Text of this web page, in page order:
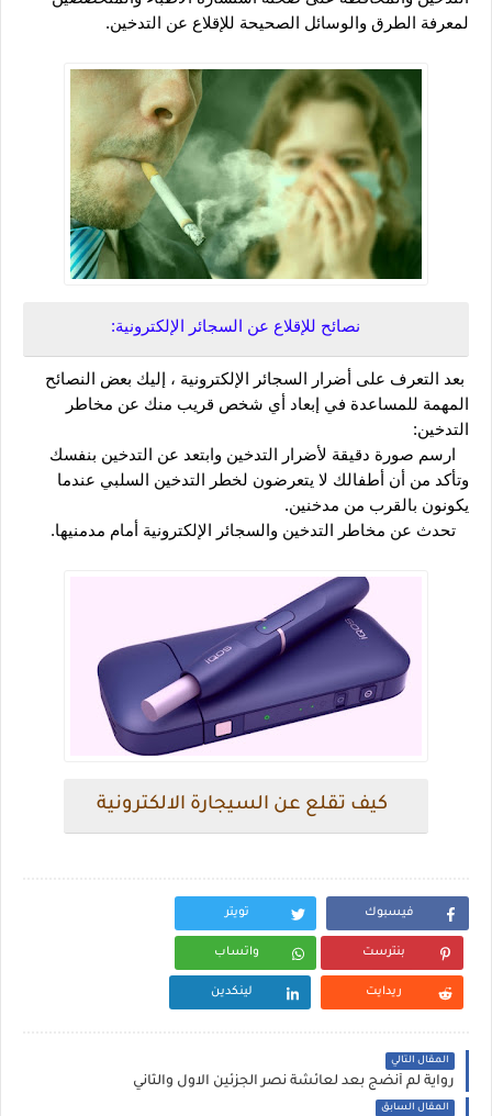
لمعرفة الطرق والوسائل الصحيحة للإقلاع عن التدخين.
نصائح للإقلاع عن السجائر الإلكترونية:
التدخين:
يكونون بالقرب من مدخنين.
تحدث عن مخاطر التدخين والسجائر الإلكترونية أمام مدمنيها.
كيف تقلع عن السيجارة الالكترونية
فيسبوك تويتر
بنترست واتساب
ريدايت لينكدين
المقال التالي
رواية لم أنضج بعد لعائشة نصر الجزئين الاول والثاني
المقال السابق